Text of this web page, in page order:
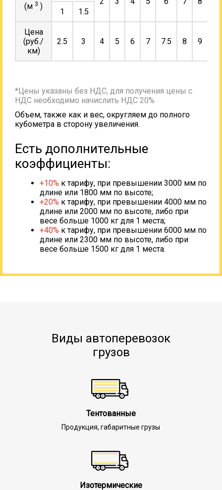
(м 3 )
1
1.5
Цена
(руб./
км)
2.5 3 4 5 6 7 7.5 8 9
*Цены указаны без НДС, для получения цены с
НДС необходимо начислить НДС 20%
Объем, также как и вес, округляем до полного
кубометра в сторону увеличения.
Есть дополнительные
коэффициенты:
+10% к тарифу, при превышении 3000 мм по
длине или 1800 мм по высоте;
+20% к тарифу, при превышении 4000 мм по
длине или 2000 мм по высоте, либо при
весе больше 1000 кг для 1 места;
+40% к тарифу, при превышении 6000 мм по
длине или 2300 мм по высоте, либо при
весе больше 1500 кг для 1 места.
Виды автоперевозок
грузов
Тентованные
Продукция, габаритные грузы
Изотермические